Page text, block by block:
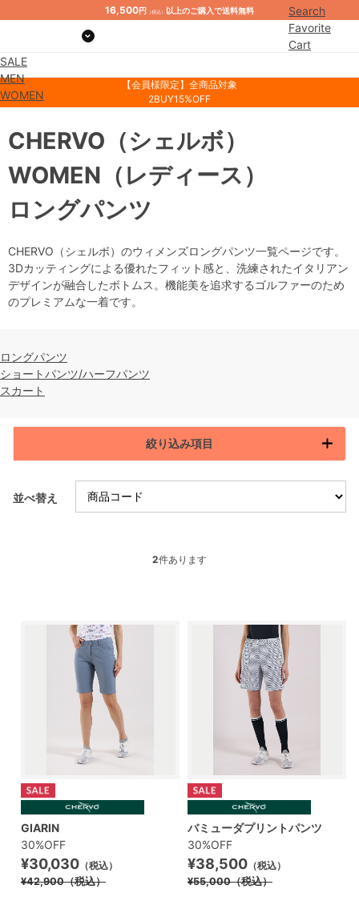
16,500円 （税込） 以上のご購入で送料無料
Search
Favorite
Cart
SALE
MEN
WOMEN
【会員様限定】全商品対象
2BUY15%OFF
ロングパンツ
CHERVO （シェルボ）
WOMEN （レディース）
CHERVO（シェルボ）のウィメンズロングパンツ一覧ページです。
3Dカッティングによる優れたフィット感と、洗練されたイタリアン
デザインが融合したボトムス。機能美を追求するゴルファーのため
のプレミアムな一着です。
ロングパンツ
ショートパンツ/ハーフパンツ
スカート
絞り込み項目
並べ替え
2件あります
GIARIN
30%OFF
¥30,030 （税込）
¥42,900（税込）
バミューダプリントパンツ
30%OFF
¥38,500 （税込）
¥55,000（税込）